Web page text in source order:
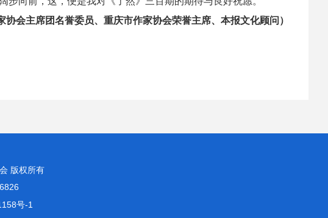
协会主席团名誉委员、重庆市作家协会荣誉主席、本报文化顾问）
版权所有
号-1